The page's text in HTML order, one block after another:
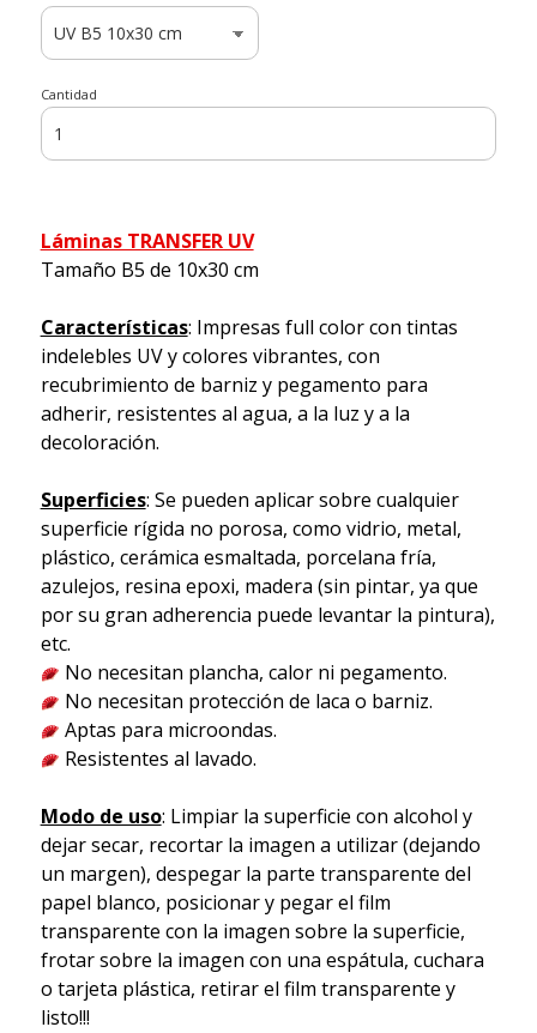
Cantidad
Láminas TRANSFER UV
Tamaño B5 de 10x30 cm
Características: Impresas full color con tintas
indelebles UV y colores vibrantes, con
recubrimiento de barniz y pegamento para
adherir, resistentes al agua, a la luz y a la
decoloración.
Superficies: Se pueden aplicar sobre cualquier
superficie rígida no porosa, como vidrio, metal,
plástico, cerámica esmaltada, porcelana fría,
azulejos, resina epoxi, madera (sin pintar, ya que
por su gran adherencia puede levantar la pintura),
etc.
No necesitan plancha, calor ni pegamento.
No necesitan protección de laca o barniz.
Aptas para microondas.
Resistentes al lavado.
Modo de uso: Limpiar la superficie con alcohol y
dejar secar, recortar la imagen a utilizar (dejando
un margen), despegar la parte transparente del
papel blanco, posicionar y pegar el film
transparente con la imagen sobre la superficie,
frotar sobre la imagen con una espátula, cuchara
o tarjeta plástica, retirar el film transparente y
listo!!!